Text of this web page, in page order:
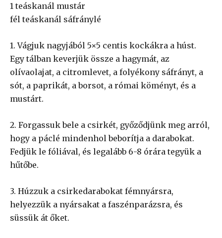
1 teáskanál mustár
fél teáskanál sáfránylé
1. Vágjuk nagyjából 5×5 centis kockákra a húst.
Egy tálban keverjük össze a hagymát, az
olívaolajat, a citromlevet, a folyékony sáfrányt, a
sót, a paprikát, a borsot, a római köményt, és a
mustárt.
2. Forgassuk bele a csirkét, győződjünk meg arról,
hogy a páclé mindenhol beborítja a darabokat.
Fedjük le fóliával, és legalább 6-8 órára tegyük a
hűtőbe.
3. Húzzuk a csirkedarabokat fémnyársra,
helyezzük a nyársakat a faszénparázsra, és
süssük át őket.